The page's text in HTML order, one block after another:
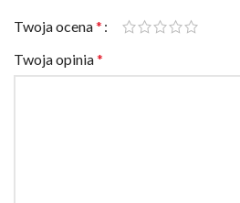
Twoja ocena*
Twoja opinia*